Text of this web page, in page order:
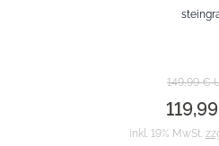
149,99 €
inkl. 19% MwSt.